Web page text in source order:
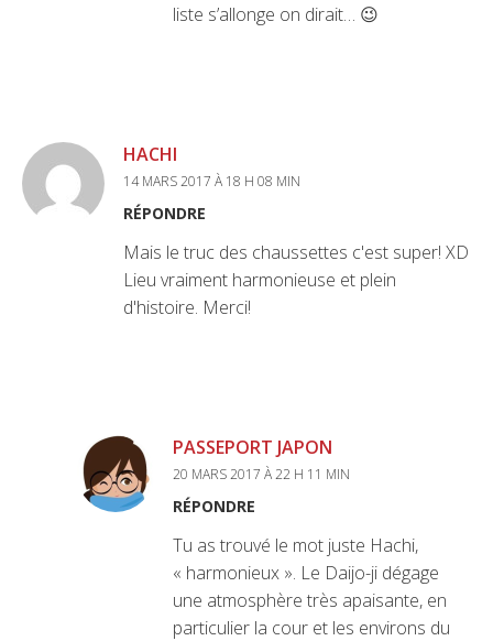
liste s’allonge on dirait… 😉
HACHI
14 MARS 2017 À 18 H 08 MIN
RÉPONDRE
Mais le truc des chaussettes c'est super! XD
Lieu vraiment harmonieuse et plein
d'histoire. Merci!
PASSEPORT JAPON
20 MARS 2017 À 22 H 11 MIN
RÉPONDRE
Tu as trouvé le mot juste Hachi,
« harmonieux ». Le Daijo-ji dégage
une atmosphère très apaisante, en
particulier la cour et les environs du